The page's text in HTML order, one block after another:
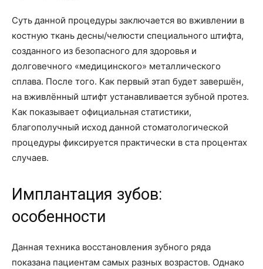
Суть данной процедуры заключается во вживлении в
костную ткань десны/челюсти специального штифта,
созданного из безопасного для здоровья и
долговечного «медицинского» металлического
сплава. После того. Как первый этап будет завершён,
на вживлённый штифт устанавливается зубной протез.
Как показывает официальная статистики,
благополучный исход данной стоматологической
процедуры фиксируется практически в ста процентах
случаев.
Имплантация зубов:
особенности
Данная техника восстановления зубного ряда
показана пациентам самых разных возрастов. Однако